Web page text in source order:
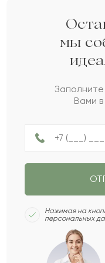
Санжар
Гулия
А
Ноян
мы
Вами
Нажимая на
персональных